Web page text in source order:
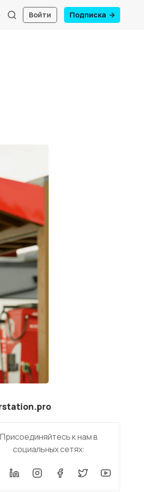
Войти Подписка
Присоединяйтесь к нам в
социальных сетях: